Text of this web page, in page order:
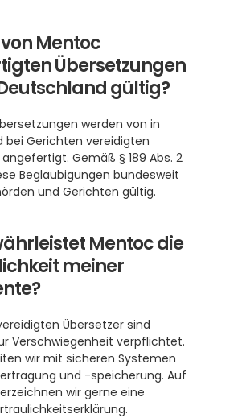
Mentoc
Übersetzungen
gültig?
werden von in
bei Gerichten vereidigten
Gemäß § 189 Abs. 2
Beglaubigungen bundesweit
und Gerichten gültig.
Mentoc die
meiner
Übersetzer sind
Verschwiegenheit verpflichtet.
wir mit sicheren Systemen
und -speicherung. Auf
wir gerne eine